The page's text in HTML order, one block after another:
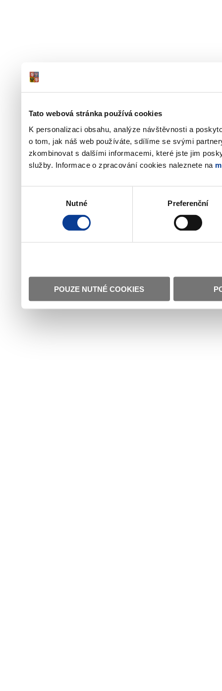
Tato webová stránka používá cookies
K personalizaci obsahu, analýze návštěvnosti a
o tom, jak náš web používáte, sdílíme se svými
zkombinovat s dalšími informacemi, které jste jim
služby. Informace o zpracování cookies naleznete na
Nutné Preferenční
POUZE NUTNÉ COOKIES